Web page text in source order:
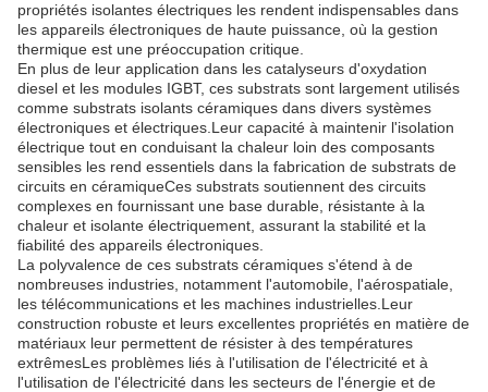
propriétés isolantes électriques les rendent indispensables dans
les appareils électroniques de haute puissance, où la gestion
thermique est une préoccupation critique.
En plus de leur application dans les catalyseurs d'oxydation
diesel et les modules IGBT, ces substrats sont largement utilisés
comme substrats isolants céramiques dans divers systèmes
électroniques et électriques.Leur capacité à maintenir l'isolation
électrique tout en conduisant la chaleur loin des composants
sensibles les rend essentiels dans la fabrication de substrats de
circuits en céramiqueCes substrats soutiennent des circuits
complexes en fournissant une base durable, résistante à la
chaleur et isolante électriquement, assurant la stabilité et la
fiabilité des appareils électroniques.
La polyvalence de ces substrats céramiques s'étend à de
nombreuses industries, notamment l'automobile, l'aérospatiale,
les télécommunications et les machines industrielles.Leur
construction robuste et leurs excellentes propriétés en matière de
matériaux leur permettent de résister à des températures
extrêmesLes problèmes liés à l'utilisation de l'électricité et à
l'utilisation de l'électricité dans les secteurs de l'énergie et de